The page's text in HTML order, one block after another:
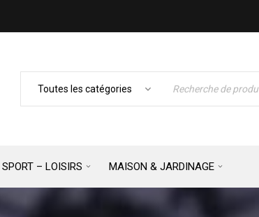
SPORT – LOISIRS MAISON & JARDINAGE